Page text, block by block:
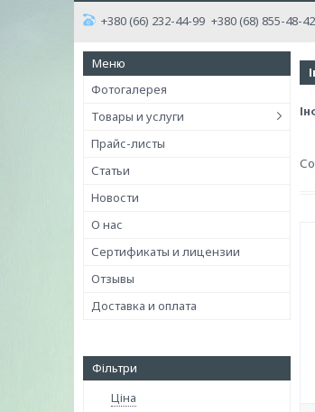
+380 (66) 232-44-99 +380 (68) 855-48-42
Фотогалерея
Товары и услуги
Прайс-листы
Статьи
Новости
О нас
Сертификаты и лицензии
Отзывы
Доставка и оплата
Фільтри
Ціна